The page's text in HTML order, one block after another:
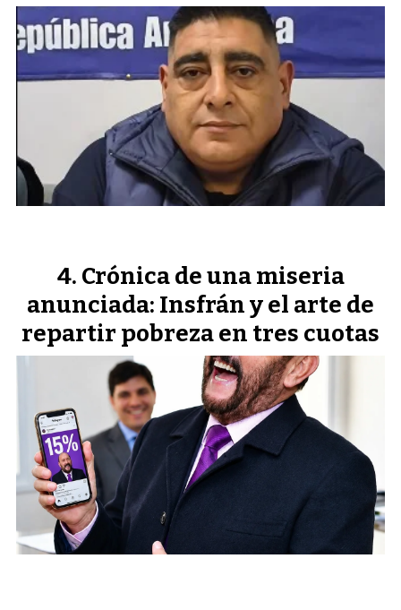
Crónica de una miseria
anunciada: Insfrán y el arte de
repartir pobreza en tres cuotas